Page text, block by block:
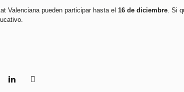
Valenciana pueden participar hasta el 16 de diciembre. Si